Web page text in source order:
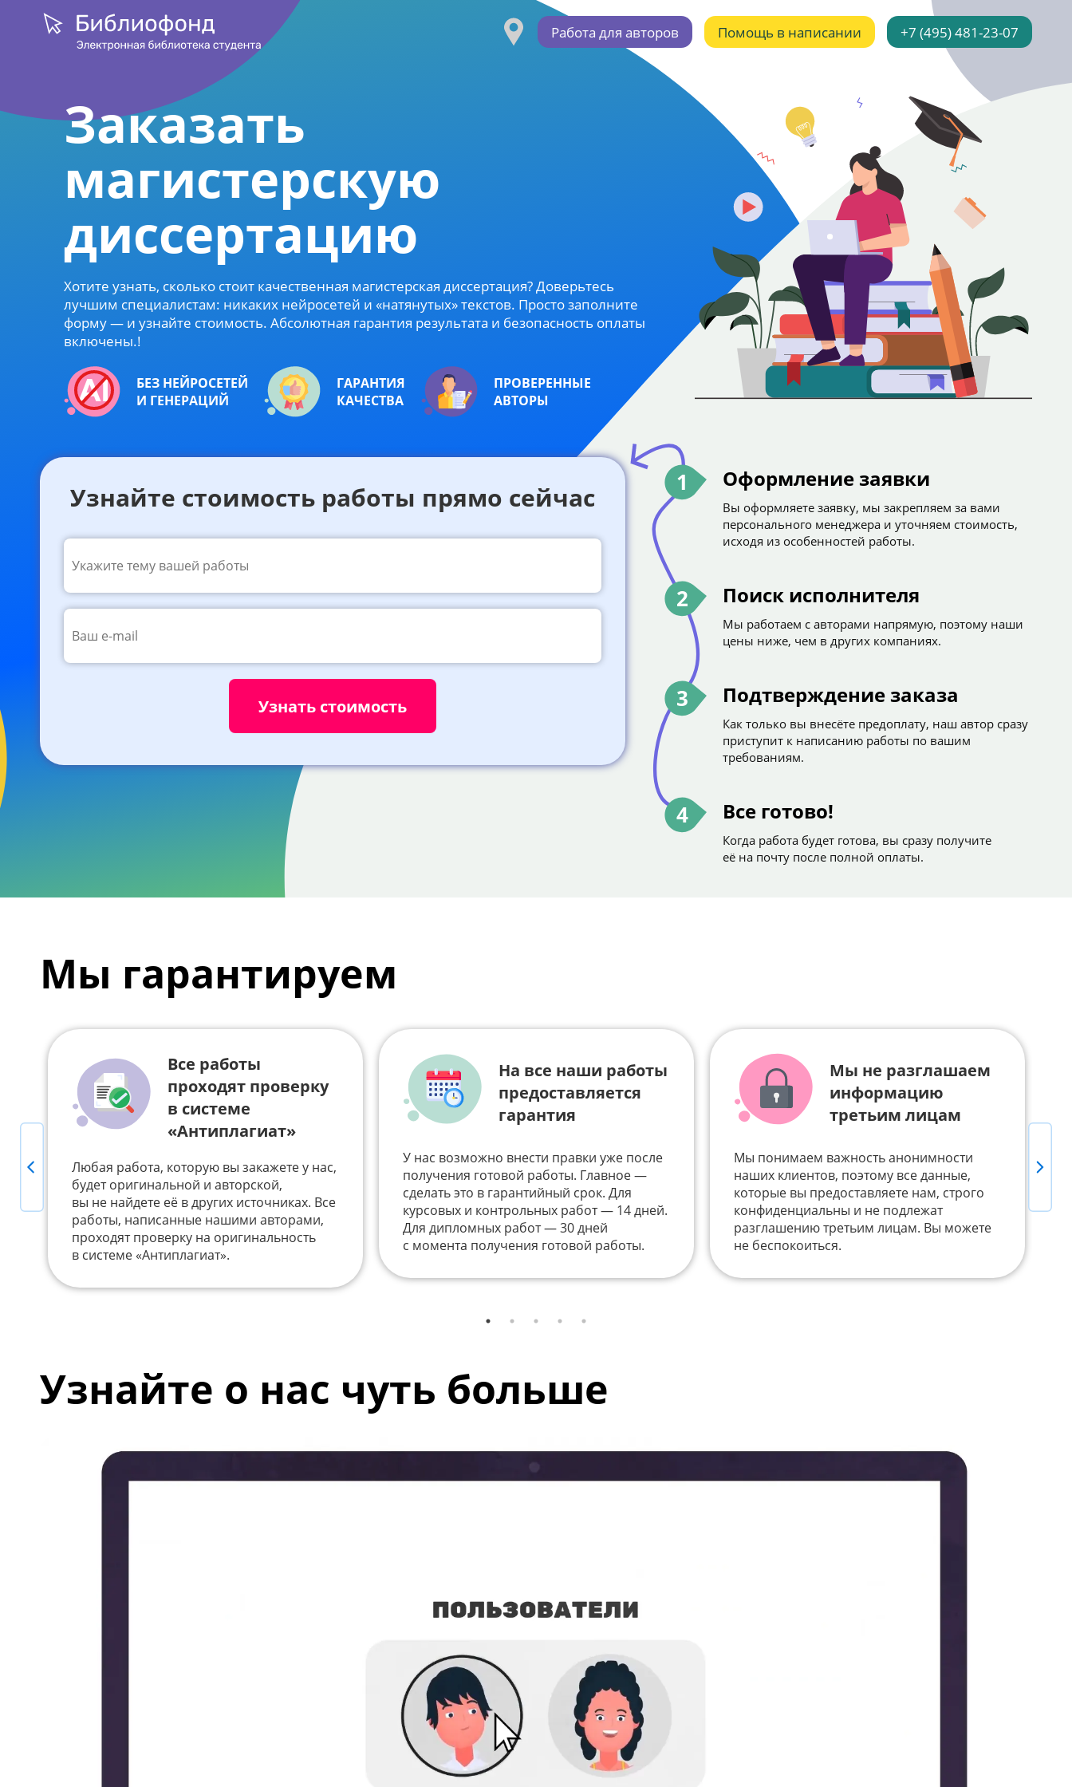
Работа для авторов Помощь в написании +7 (495) 481-23-07
Заказать
магистерскую
диссертацию
Хотите узнать, сколько стоит качественная магистерская диссертация? Доверьтесь
лучшим специалистам: никаких нейросетей и «натянутых» текстов. Просто заполните
форму — и узнайте стоимость. Абсолютная гарантия результата и безопасность оплаты
включены.!
БЕЗ НЕЙРОСЕТЕЙ
И ГЕНЕРАЦИЙ
ГАРАНТИЯ
КАЧЕСТВА
ПРОВЕРЕННЫЕ
АВТОРЫ
Узнайте стоимость работы прямо сейчас 1 Оформление заявки
Вы оформляете заявку, мы закрепляем за вами
персонального менеджера и уточняем стоимость,
исходя из особенностей работы.
2 Поиск исполнителя
Мы работаем с авторами напрямую, поэтому наши
цены ниже, чем в других компаниях.
3 Подтверждение заказа
Как только вы внесёте предоплату, наш автор сразу
приступит к написанию работы по вашим
требованиям.
4 Все готово!
Когда работа будет готова, вы сразу получите
её на почту после полной оплаты.
Мы гарантируем
Previous
Все работы
проходят проверку
в системе
«Антиплагиат»
Любая работа, которую вы закажете у нас,
будет оригинальной и авторской,
вы не найдете её в других источниках. Все
работы, написанные нашими авторами,
проходят проверку на оригинальность
в системе «Антиплагиат».
На все наши работы
предоставляется
гарантия
У нас возможно внести правки уже после
получения готовой работы. Главное —
сделать это в гарантийный срок. Для
курсовых и контрольных работ — 14 дней.
Для дипломных работ — 30 дней
с момента получения готовой работы.
Мы не разглашаем
информацию
третьим лицам
Мы понимаем важность анонимности
наших клиентов, поэтому все данные,
которые вы предоставляете нам, строго
конфиденциальны и не подлежат
разглашению третьим лицам. Вы можете
не беспокоиться.
Next
Узнайте о нас чуть больше